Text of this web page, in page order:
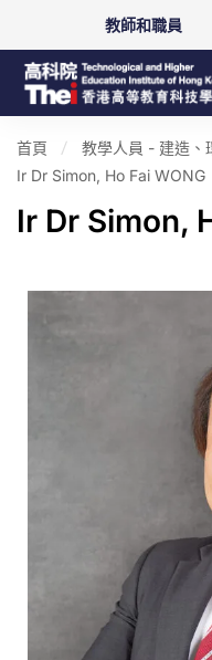
教師和職員
首頁
教學人員 - 建造、
Ir Dr Simon, Ho Fai WONG
Ir Dr Simon,